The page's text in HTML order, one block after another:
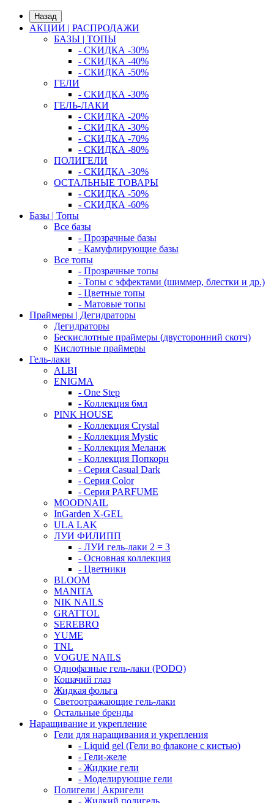
Назад
АКЦИИ | РАСПРОДАЖИ
БАЗЫ | ТОПЫ
- СКИДКА -30%
- СКИДКА -40%
- СКИДКА -50%
ГЕЛИ
- СКИДКА -30%
ГЕЛЬ-ЛАКИ
- СКИДКА -20%
- СКИДКА -30%
- СКИДКА -70%
- СКИДКА -80%
ПОЛИГЕЛИ
- СКИДКА -30%
ОСТАЛЬНЫЕ ТОВАРЫ
- СКИДКА -50%
- СКИДКА -60%
Базы | Топы
Все базы
- Прозрачные базы
- Камуфлирующие базы
Все топы
- Прозрачные топы
- Топы с эффектами (шиммер, блестки и др.)
- Цветные топы
- Матовые топы
Праймеры | Дегидраторы
Дегидраторы
Бескислотные праймеры (двусторонний скотч)
Кислотные праймеры
Гель-лаки
ALBI
ENIGMA
- One Step
- Коллекция 6мл
PINK HOUSE
- Коллекция Crystal
- Коллекция Mystic
- Коллекция Меланж
- Коллекция Попкорн
- Серия Casual Dark
- Серия Color
- Серия PARFUME
MOODNAIL
InGarden X-GEL
ULA LAK
ЛУИ ФИЛИПП
- ЛУИ гель-лаки 2 = 3
- Основная коллекция
- Цветники
BLOOM
MANITA
NIK NAILS
GRATTOL
SEREBRO
YUME
TNL
VOGUE NAILS
Однофазные гель-лаки (PODO)
Кошачий глаз
Жидкая фольга
Светоотражающие гель-лаки
Остальные бренды
Наращивание и укрепление
Гели для наращивания и укрепления
- Liquid gel (Гели во флаконе с кистью)
- Гели-желе
- Жидкие гели
- Моделирующие гели
Полигели | Акригели
- Жидкий полигель